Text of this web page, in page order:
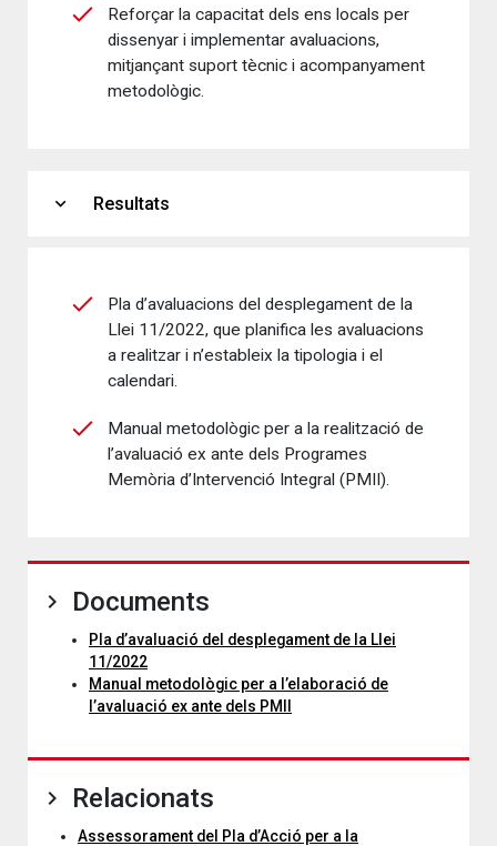
Reforçar la capacitat dels ens locals per
dissenyar i implementar avaluacions,
mitjançant suport tècnic i acompanyament
metodològic.
expand_more Resultats
Pla d’avaluacions del desplegament de la
Llei 11/2022, que planifica les avaluacions
a realitzar i n’estableix la tipologia i el
calendari.
Manual metodològic per a la realització de
l’avaluació ex ante dels Programes
Memòria d’Intervenció Integral (PMII).
Documents
Pla d’avaluació del desplegament de la Llei
11/2022
Manual metodològic per a l’elaboració de
l’avaluació ex ante dels PMII
Relacionats
Assessorament del Pla d’Acció per a la